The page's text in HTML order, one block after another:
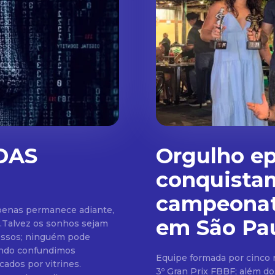
permanece adiante,
os sonhos sejam
ninguém pode
confundimos
por vitrines.
Orgulho
em São
Equipe formada por
3º Gran Prix FBBF; além